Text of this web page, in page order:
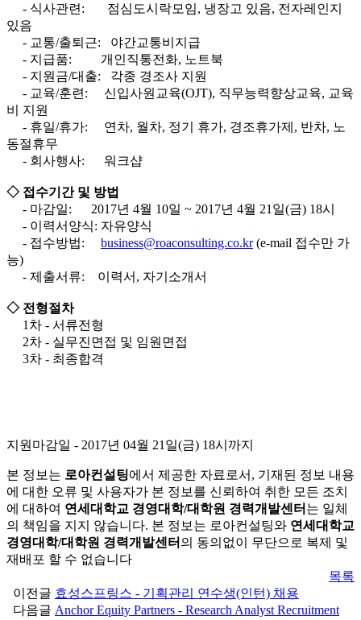
- 식사관련: 점심도시락모임, 냉장고 있음, 전자레인지
있음
- 교통/출퇴근: 야간교통비지급
- 지급품: 개인직통전화, 노트북
- 지원금/대출: 각종 경조사 지원
- 교육/훈련: 신입사원교육(OJT), 직무능력향상교육, 교육
비 지원
- 휴일/휴가: 연차, 월차, 정기 휴가, 경조휴가제, 반차, 노
동절휴무
- 회사행사: 워크샵
◇ 접수기간 및 방법
- 마감일: 2017년 4월 10일 ~ 2017년 4월 21일(금) 18시
- 이력서양식: 자유양식
- 접수방법: business@roaconsulting.co.kr(e-mail 접수만 가
능)
- 제출서류: 이력서, 자기소개서
◇ 전형절차
1차 - 서류전형
2차 - 실무진면접 및 임원면접
3차 - 최종합격
지원마감일 - 2017년 04월 21일(금) 18시까지
본 정보는 로아컨설팅에서 제공한 자료로서, 기재된 정보 내용
에 대한 오류 및 사용자가 본 정보를 신뢰하여 취한 모든 조치
에 대하여 연세대학교 경영대학/대학원 경력개발센터 는 일체
의 책임을 지지 않습니다. 본 정보는 로아컨설팅와 연세대학교
경영대학/대학원 경력개발센터 의 동의없이 무단으로 복제 및
재배포 할 수 없습니다
목록
이전글 효성스프링스 - 기획관리 연수생(인턴) 채용
다음글 Anchor Equity Partners - Research Analyst Recruitment